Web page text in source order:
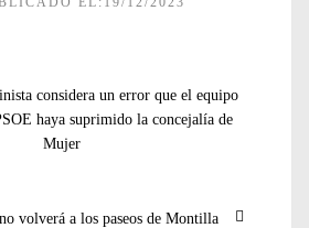
considera un error que el equipo
haya suprimido la concejalía de
Mujer
volverá a los paseos de Montilla